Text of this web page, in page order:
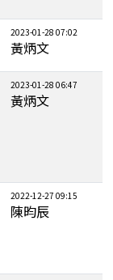
2023-01-28 07:02
黃炳文
2023-01-28 06:47
黃炳文
2022-12-27 09:15
陳昀辰